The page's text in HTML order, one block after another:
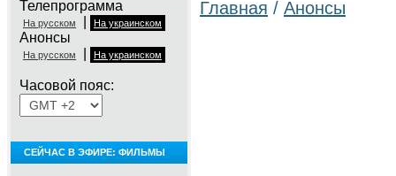
Телепрограмма
На русском На украинском
Анонсы
На русском На украинском
Часовой пояс:
СЕЙЧАС В ЭФИРЕ: ФИЛЬМЫ
Главная / Анонсы